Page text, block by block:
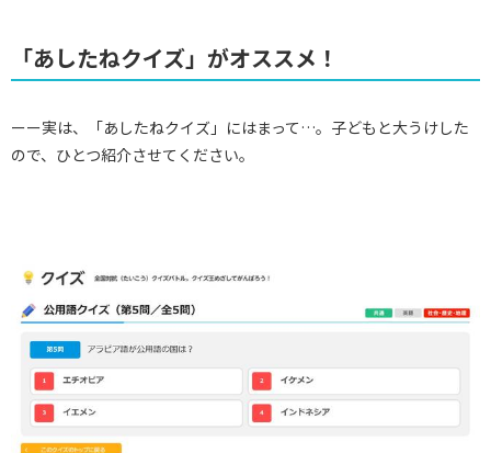
「あしたねクイズ」がオススメ！
ーー実は、「あしたねクイズ」にはまって…。子どもと大うけした
ので、ひとつ紹介させてください。